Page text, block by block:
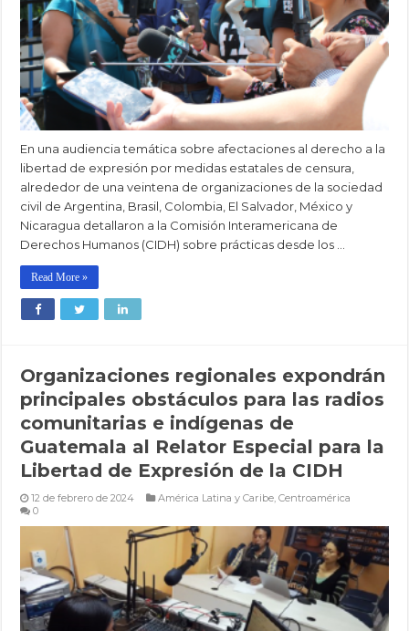
En una audiencia temática sobre afectaciones al derecho a la
libertad de expresión por medidas estatales de censura,
alrededor de una veintena de organizaciones de la sociedad
civil de Argentina, Brasil, Colombia, El Salvador, México y
Nicaragua detallaron a la Comisión Interamericana de
Derechos Humanos (CIDH) sobre prácticas desde los …
Read More »
Organizaciones regionales expondrán
principales obstáculos para las radios
comunitarias e indígenas de
Guatemala al Relator Especial para la
Libertad de Expresión de la CIDH
12 de febrero de 2024 América Latina y Caribe,Centroamérica
0